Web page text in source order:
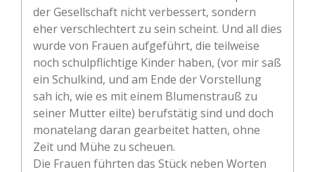
der Gesellschaft nicht verbessert, sondern
eher verschlechtert zu sein scheint. Und all dies
wurde von Frauen aufgeführt, die teilweise
noch schulpflichtige Kinder haben, (vor mir saß
ein Schulkind, und am Ende der Vorstellung
sah ich, wie es mit einem Blumenstrauß zu
seiner Mutter eilte) berufstätig sind und doch
monatelang daran gearbeitet hatten, ohne
Zeit und Mühe zu scheuen.
Die Frauen führten das Stück neben Worten